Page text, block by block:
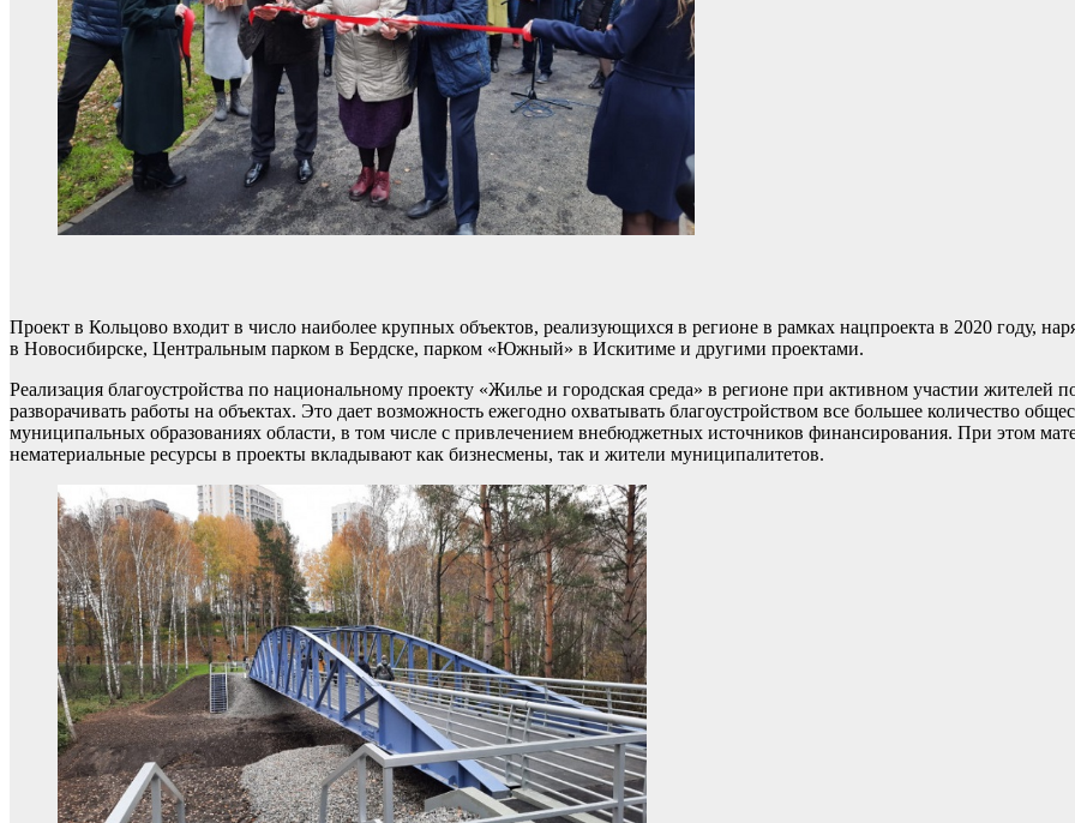
Проект в Кольцово входит в число наиболее крупных объектов, реализующихся в регионе в рамках нацпроекта в 2020 году,
в Новосибирске, Центральным парком в Бердске, парком «Южный» в Искитиме и другими проектами.
Реализация благоустройства по национальному проекту «Жилье и городская среда» в регионе при активном участии жителей
разворачивать работы на объектах. Это дает возможность ежегодно охватывать благоустройством все большее количество
муниципальных образованиях области, в том числе с привлечением внебюджетных источников финансирования. При этом
нематериальные ресурсы в проекты вкладывают как бизнесмены, так и жители муниципалитетов.